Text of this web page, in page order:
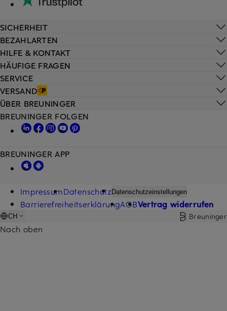
HILFE & KONTAKT
HÄUFIGE FRAGEN
SERVICE
VERSAND
SICHERHEIT
BEZAHLARTEN
ÜBER BREUNINGER
BREUNINGER FOLGEN
BREUNINGER APP
ImpressumDatenschutzDatenschutzeinstellungen
BarrierefreiheitserklärungAGBVertrag widerrufen
CH Breuninger
Nach oben